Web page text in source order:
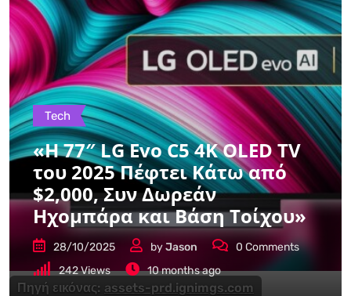
Πηγή εικόνας: assets-prd.ignimgs.com
Tech
«Η 77″ LG Evo C5 4K OLED TV
του 2025 Πέφτει Κάτω από
$2,000, Συν Δωρεάν
Ηχομπάρα και Βάση Τοίχου»
28/10/2025 byJason 0 Comments
242Views 10 months ago